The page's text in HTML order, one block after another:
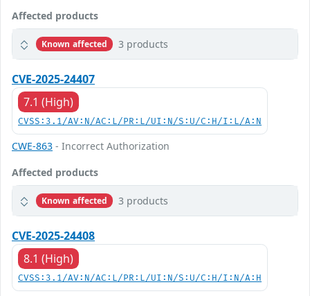
Affected products
Known affected 3 products
CVE-2025-24407
7.1 (High)
CVSS:3.1/AV:N/AC:L/PR:L/UI:N/S:U/C:H/I:L/A:N
CWE-863 - Incorrect Authorization
Affected products
Known affected 3 products
CVE-2025-24408
8.1 (High)
CVSS:3.1/AV:N/AC:L/PR:L/UI:N/S:U/C:H/I:N/A:H